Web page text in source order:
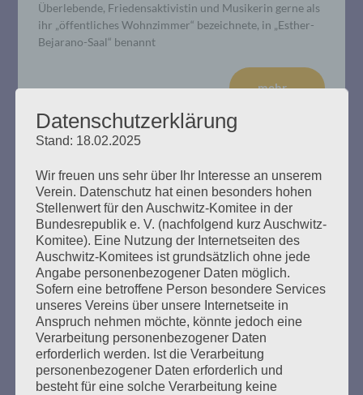
Überlebende, Friedensaktivistin und Musikerin gerne als
ihr „öffentliches Wohnzimmer“ bezeichnete, in „Esther-
Bejarano-Saal“ benannt
mehr ...
Wir trauern um Petra Vollmer (1957-
2022)
Erstellt am1. Juli 2022
Petra Vollmer war eine überzeugte Antifaschistin und
engagierte Kämpferin gegen das Vergessen. Sie setzte
sich für die Rechte von NS-Opfern ein, besonders für die
„vergessenen Opfer“: Homosexuelle, Opfer der
Euthanasie und sogenannte „Asoziale“. Ihr Tod hinterlässt
eine große Lücke. Ihre Spuren werden bleiben.
Datenschutzerklärung
Stand: 18.02.2025
Wir freuen uns sehr über Ihr Interesse an unserem
Verein. Datenschutz hat einen besonders hohen
Stellenwert für den Auschwitz-Komitee in der
Bundesrepublik e. V. (nachfolgend kurz Auschwitz-
Komitee). Eine Nutzung der Internetseiten des
Auschwitz-Komitees ist grundsätzlich ohne jede
Angabe personenbezogener Daten möglich.
Sofern eine betroffene Person besondere Services
unseres Vereins über unsere Internetseite in
Anspruch nehmen möchte, könnte jedoch eine
Verarbeitung personenbezogener Daten
erforderlich werden. Ist die Verarbeitung
personenbezogener Daten erforderlich und
besteht für eine solche Verarbeitung keine